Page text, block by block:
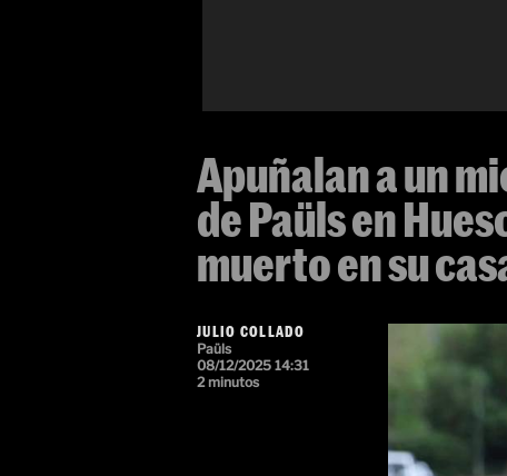
Apuñalan a un
de Paüls en
muerto en su
JULIO COLLADO
Paüls
08/12/2025 14:31
2 minutos